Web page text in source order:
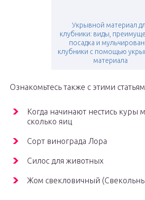
Укрывной материал
клубники: виды,
посадка и
клубники с помощью
материала
Ознакомьтесь также с этими
Когда начинают нестись куры
сколько яиц
Сорт винограда Лора
Силос для животных
Жом свекловичный